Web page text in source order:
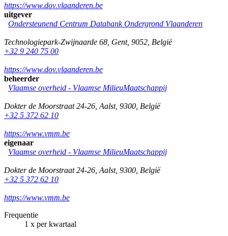
https://www.dov.vlaanderen.be
uitgever
Ondersteunend Centrum Databank Ondergrond Vlaanderen
Technologiepark-Zwijnaarde 68 Gent, 9052 België
+32 9 240 75 00
https://www.dov.vlaanderen.be
beheerder
Vlaamse overheid - Vlaamse MilieuMaatschappij
Dokter de Moorstraat 24-26 Aalst, 9300 België
+32 5 372 62 10
https://www.vmm.be
eigenaar
Vlaamse overheid - Vlaamse MilieuMaatschappij
Dokter de Moorstraat 24-26 Aalst, 9300 België
+32 5 372 62 10
https://www.vmm.be
Frequentie
1 x per kwartaal